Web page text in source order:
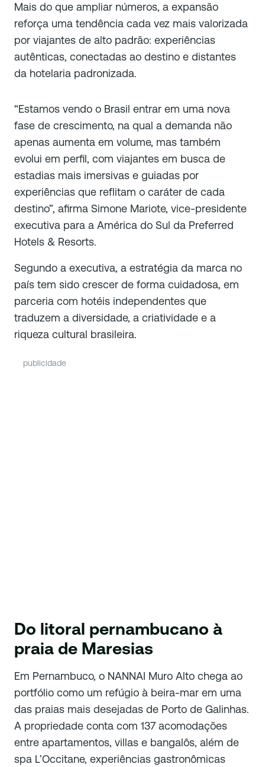
Mais do que ampliar números, a expansão
reforça uma tendência cada vez mais valorizada
por viajantes de alto padrão: experiências
autênticas, conectadas ao destino e distantes
da hotelaria padronizada.
“Estamos vendo o Brasil entrar em uma nova
fase de crescimento, na qual a demanda não
apenas aumenta em volume, mas também
evolui em perfil, com viajantes em busca de
estadias mais imersivas e guiadas por
experiências que reflitam o caráter de cada
destino”, afirma Simone Mariote, vice-presidente
executiva para a América do Sul da Preferred
Hotels & Resorts.
Segundo a executiva, a estratégia da marca no
país tem sido crescer de forma cuidadosa, em
parceria com hotéis independentes que
traduzem a diversidade, a criatividade e a
riqueza cultural brasileira.
publicidade
Do litoral pernambucano à
praia de Maresias
Em Pernambuco, o NANNAI Muro Alto chega ao
portfólio como um refúgio à beira-mar em uma
das praias mais desejadas de Porto de Galinhas.
A propriedade conta com 137 acomodações
entre apartamentos, villas e bangalôs, além de
spa L’Occitane, experiências gastronômicas